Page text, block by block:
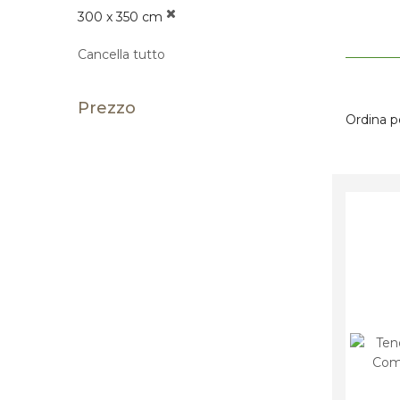
300 x 350 cm
Cancella tutto
Prezzo
Ordina